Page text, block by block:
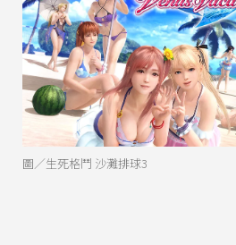
圖／生死格鬥 沙灘排球3